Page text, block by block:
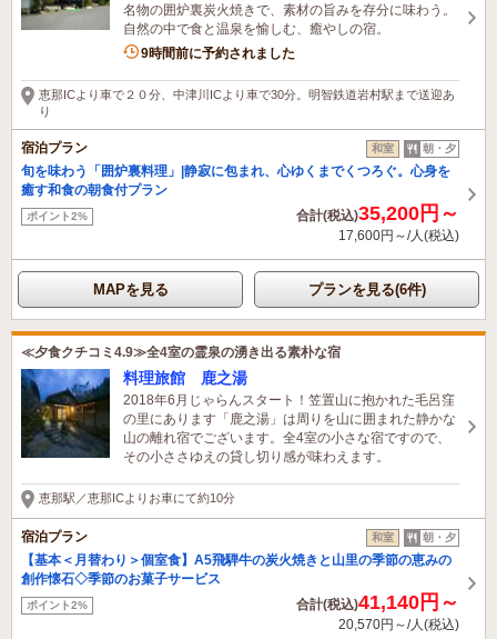
名物の囲炉裏炭火焼きで、素材の旨みを存分に味わう。
自然の中で食と温泉を愉しむ、癒やしの宿。
9時間前に予約されました
恵那ICより車で２０分、中津川ICより車で30分。明智鉄道岩村駅まで送迎あ
り
宿泊プラン 和室 朝・夕
旬を味わう「囲炉裏料理」|静寂に包まれ、心ゆくまでくつろぐ。心身を
癒す和食の朝食付プラン
ポイント2% 合計(税込)35,200円～
17,600円～/人(税込)
MAPを見る プランを見る(6件)
≪夕食クチコミ4.9≫全4室の霊泉の湧き出る素朴な宿
料理旅館 鹿之湯
2018年6月じゃらんスタート！笠置山に抱かれた毛呂窪
の里にあります「鹿之湯」は周りを山に囲まれた静かな
山の離れ宿でございます。全4室の小さな宿ですので、
その小ささゆえの貸し切り感が味わえます。
恵那駅／恵那ICよりお車にて約10分
宿泊プラン 和室 朝・夕
【基本＜月替わり＞個室食】A5飛騨牛の炭火焼きと山里の季節の恵みの
創作懐石◇季節のお菓子サービス
ポイント2% 合計(税込)41,140円～
20,570円～/人(税込)